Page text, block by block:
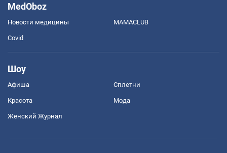
MedOboz
Новости медицины MAMACLUB
Covid
Шоу
Афиша Сплетни
Красота Мода
Женский Журнал